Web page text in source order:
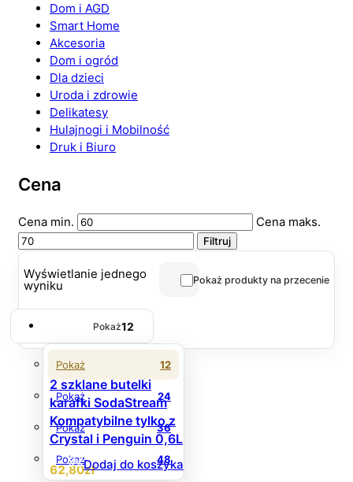
Dom i AGD
Smart Home
Akcesoria
Dom i ogród
Dla dzieci
Uroda i zdrowie
Delikatesy
Hulajnogi i Mobilność
Druk i Biuro
Cena
Cena min. Cena maks.
Filtruj
Wyświetlanie jednego
wyniku Pokaż produkty na przecenie
Pokaż12
Pokaż 12
Pokaż 24
Pokaż 36
Pokaż 48
2 szklane butelki
karafki SodaStream
Kompatybilne tylko z
Crystal i Penguin 0,6L
62,80zł
Dodaj do koszyka